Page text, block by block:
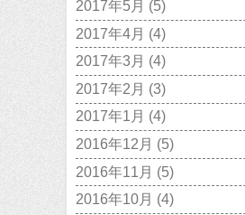
2017年5月 (5)
2017年4月 (4)
2017年3月 (4)
2017年2月 (3)
2017年1月 (4)
2016年12月 (5)
2016年11月 (5)
2016年10月 (4)